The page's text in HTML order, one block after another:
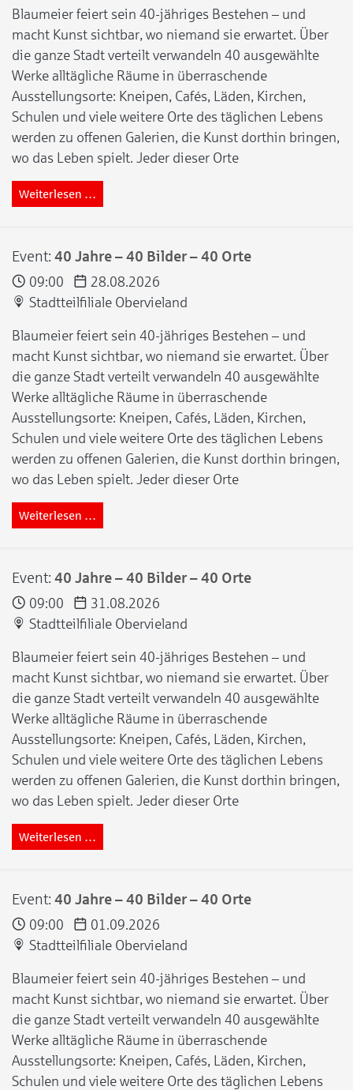
Blaumeier feiert sein 40-jähriges Bestehen – und
macht Kunst sichtbar, wo niemand sie erwartet. Über
die ganze Stadt verteilt verwandeln 40 ausgewählte
Werke alltägliche Räume in überraschende
Ausstellungsorte: Kneipen, Cafés, Läden, Kirchen,
Schulen und viele weitere Orte des täglichen Lebens
werden zu offenen Galerien, die Kunst dorthin bringen,
wo das Leben spielt. Jeder dieser Orte
Weiterlesen …
Event: 40 Jahre – 40 Bilder – 40 Orte
09:00
28.08.2026
Stadtteilfiliale Obervieland
Blaumeier feiert sein 40-jähriges Bestehen – und
macht Kunst sichtbar, wo niemand sie erwartet. Über
die ganze Stadt verteilt verwandeln 40 ausgewählte
Werke alltägliche Räume in überraschende
Ausstellungsorte: Kneipen, Cafés, Läden, Kirchen,
Schulen und viele weitere Orte des täglichen Lebens
werden zu offenen Galerien, die Kunst dorthin bringen,
wo das Leben spielt. Jeder dieser Orte
Weiterlesen …
Event: 40 Jahre – 40 Bilder – 40 Orte
09:00
31.08.2026
Stadtteilfiliale Obervieland
Blaumeier feiert sein 40-jähriges Bestehen – und
macht Kunst sichtbar, wo niemand sie erwartet. Über
die ganze Stadt verteilt verwandeln 40 ausgewählte
Werke alltägliche Räume in überraschende
Ausstellungsorte: Kneipen, Cafés, Läden, Kirchen,
Schulen und viele weitere Orte des täglichen Lebens
werden zu offenen Galerien, die Kunst dorthin bringen,
wo das Leben spielt. Jeder dieser Orte
Weiterlesen …
Event: 40 Jahre – 40 Bilder – 40 Orte
09:00
01.09.2026
Stadtteilfiliale Obervieland
Blaumeier feiert sein 40-jähriges Bestehen – und
macht Kunst sichtbar, wo niemand sie erwartet. Über
die ganze Stadt verteilt verwandeln 40 ausgewählte
Werke alltägliche Räume in überraschende
Ausstellungsorte: Kneipen, Cafés, Läden, Kirchen,
Schulen und viele weitere Orte des täglichen Lebens